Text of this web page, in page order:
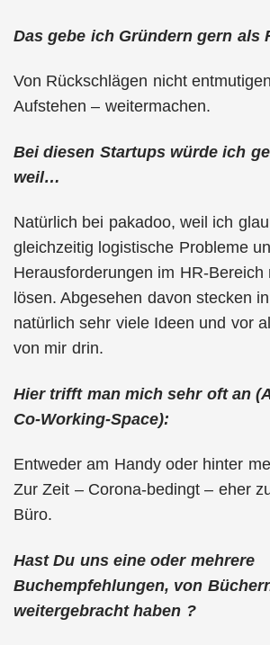
Das gebe ich Gründern gern als
Von Rückschlägen nicht
Aufstehen – weitermachen.
Bei diesen Startups würde ich
weil…
Natürlich bei pakadoo, weil ich
gleichzeitig logistische Probleme
Herausforderungen im HR-Bereich
lösen. Abgesehen davon stecken
natürlich sehr viele Ideen und vor
von mir drin.
Hier trifft man mich sehr oft an
Co-Working-Space):
Entweder am Handy oder hinter
Zur Zeit – Corona-bedingt – eher
Büro.
Hast Du uns eine oder mehrere
Buchempfehlungen, von
weitergebracht haben ?